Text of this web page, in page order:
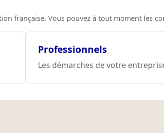
française. Vous pouvez à tout moment les
Professionnels
Les démarches de votre